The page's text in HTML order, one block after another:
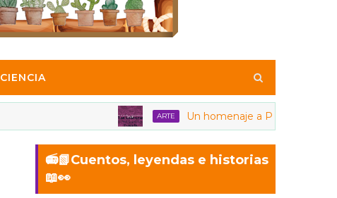
CIENCIA
ARTE Un homenaje a Posadas y a las
📻📗Cuentos, leyendas e historias
📖👀